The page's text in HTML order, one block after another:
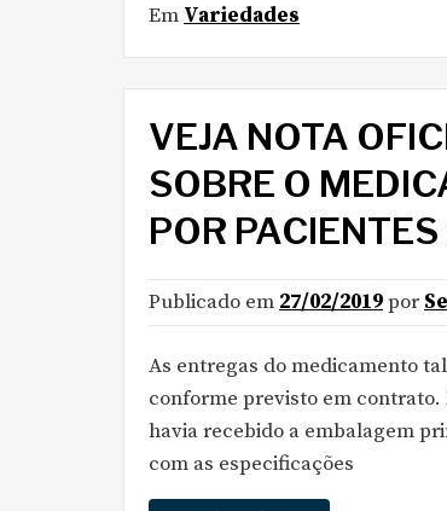
Em Variedades
VEJA NOTA
SOBRE O
POR
Publicado em 27/02/2019por
As entregas do medicamento
conforme previsto em
havia recebido a embalagem
com as especificações